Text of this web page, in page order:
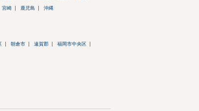
宮崎 鹿児島 沖縄
朝倉市 遠賀郡 福岡市中央区